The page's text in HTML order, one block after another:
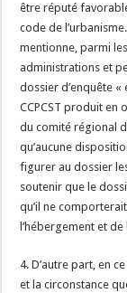
être réputé
code de
mentionne, parmi
administrations et
dossier d’enquête
CCPCST produit en
du comité régional
qu’aucune
figurer au dossier
soutenir que le
qu’il ne
l’hébergement et
4. D’autre part, en
et la circonstance